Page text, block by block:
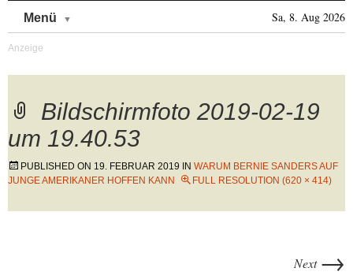
Menü Sa, 8. Aug 2026
Bildschirmfoto 2019-02-19
um 19.40.53
PUBLISHED ON 19. FEBRUAR 2019 IN WARUM BERNIE SANDERS AUF
JUNGE AMERIKANER HOFFEN KANN
FULL RESOLUTION (620 × 414)
Next →